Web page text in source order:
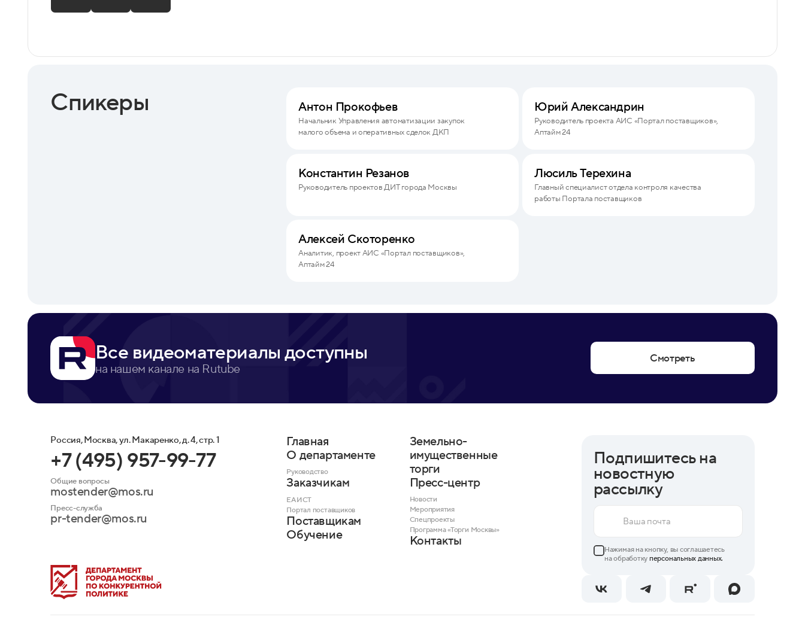
Спикеры Антон Прокофьев
Начальник Управления автоматизации закупок
малого объема и оперативных сделок ДКП
Юрий Александрин
Руководитель проекта АИС «Портал поставщиков»,
Аптайм 24
Константин Резанов
Руководитель проектов ДИТ города Москвы
Люсиль Терехина
Главный специалист отдела контроля качества
работы Портала поставщиков
Алексей Скоторенко
Аналитик, проект АИС «Портал поставщиков»,
Аптайм 24
Все видеоматериалы доступны
на нашем канале на Rutube
Смотреть
Россия, Москва, ул. Макаренко, д. 4, стр. 1
+7 (495) 957-99-77
Общие вопросы
mostender@mos.ru
Пресс-служба
pr-tender@mos.ru
Главная
О департаменте
Руководство
Заказчикам
ЕАИСТ
Портал поставщиков
Поставщикам
Обучение
Земельно-
имущественные
торги
Пресс-центр
Новости
Мероприятия
Спецпроекты
Программа «Торги Москвы»
Контакты
Подпишитесь на
новостную
рассылку
Нажимая на кнопку, вы соглашаетесь
на обработку персональных данных.